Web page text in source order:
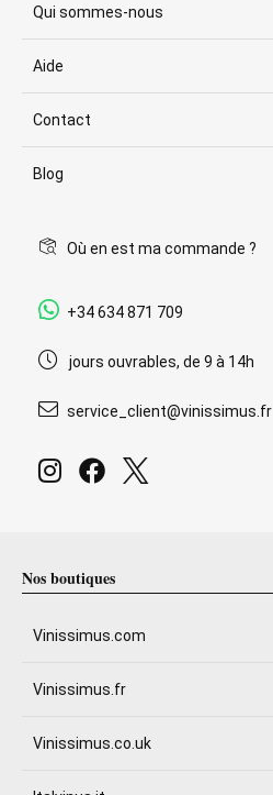
Qui sommes-nous
Aide
Contact
Blog
Où en est ma commande ?
+34 634 871 709
jours ouvrables, de 9 à 14h
service_client@vinissimus.fr
Nos boutiques
Vinissimus.com
Vinissimus.fr
Vinissimus.co.uk